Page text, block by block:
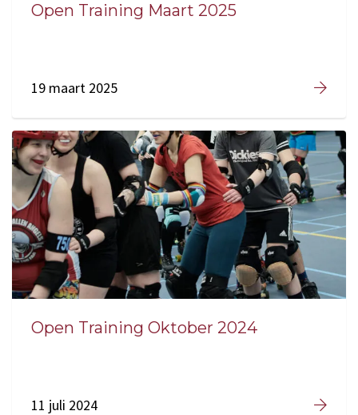
Open Training Maart 2025
19 maart 2025
Open Training Oktober 2024
11 juli 2024